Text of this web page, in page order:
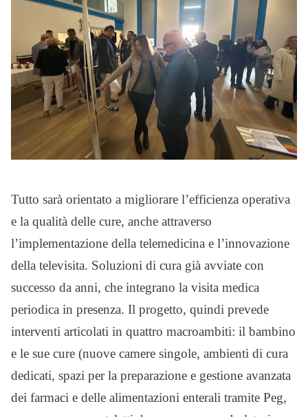
Tutto sarà orientato a migliorare l’efficienza operativa
e la qualità delle cure, anche attraverso
l’implementazione della telemedicina e l’innovazione
della televisita. Soluzioni di cura già avviate con
successo da anni, che integrano la visita medica
periodica in presenza. Il progetto, quindi prevede
interventi articolati in quattro macroambiti: il bambino
e le sue cure (nuove camere singole, ambienti di cura
dedicati, spazi per la preparazione e gestione avanzata
dei farmaci e delle alimentazioni enterali tramite Peg,